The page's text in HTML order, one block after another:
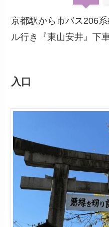
京都駅から市バス206
ル行き『東山安井』下
入口